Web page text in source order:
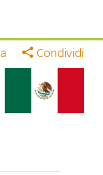
Condividi